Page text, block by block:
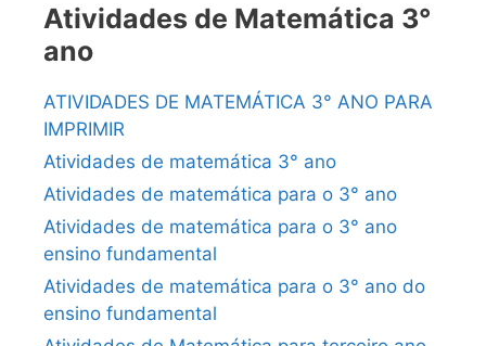
Atividades de Matemática 3°
ano
ATIVIDADES DE MATEMÁTICA 3° ANO PARA
IMPRIMIR
Atividades de matemática 3° ano
Atividades de matemática para o 3° ano
Atividades de matemática para o 3° ano
ensino fundamental
Atividades de matemática para o 3° ano do
ensino fundamental